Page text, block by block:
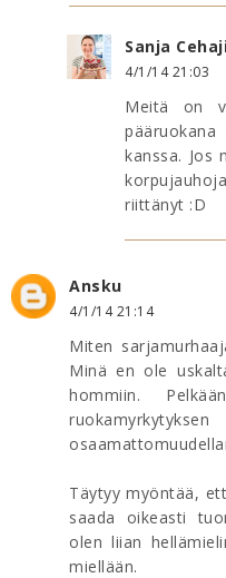
Sanja
4/1/14 21:03
Meitä on
kanssa. Jos
riittänyt :D
Ansku
4/1/14 21:14
Miten
Minä en ole
hommiin.
Täytyy myöntää,
saada oikeasti
olen liian
miellään.